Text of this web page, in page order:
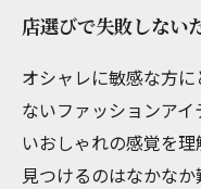
店選びで失敗しない
オシャレに敏感な方
ないファッションア
いおしゃれの感覚を
見つけるのはなかな